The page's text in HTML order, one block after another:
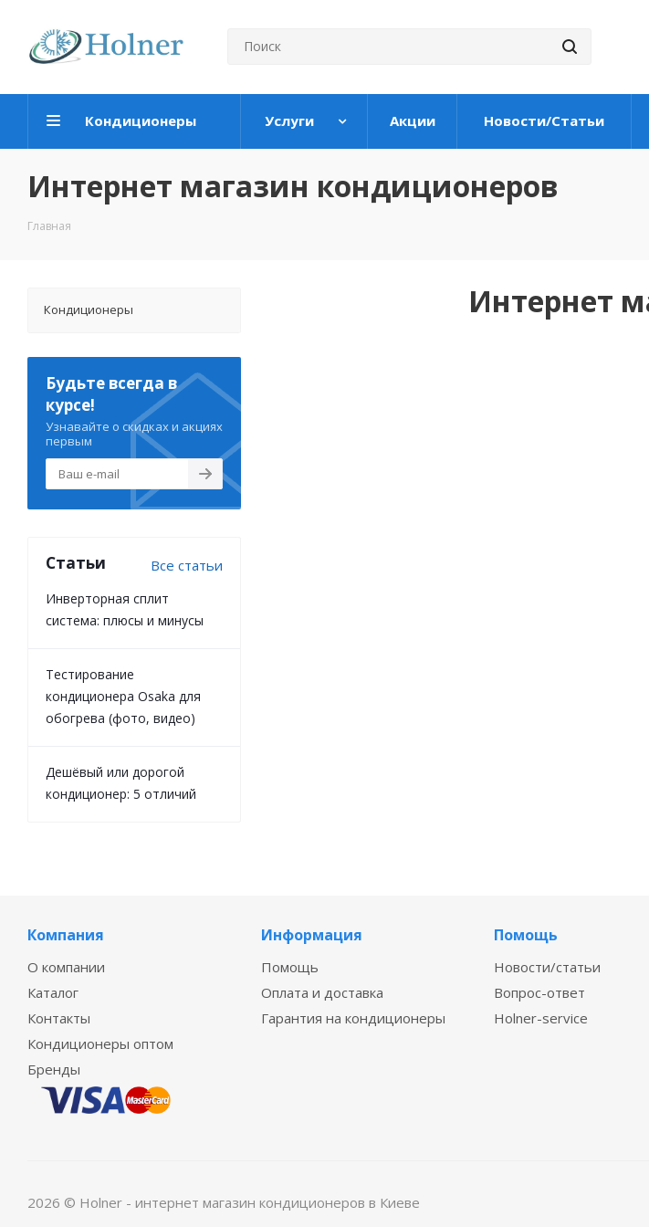
Кондиционеры Услуги Акции Новости/Статьи
Интернет магазин кондиционеров
Главная
Интернет
Кондиционеры
Будьте всегда в
курсе!
Узнавайте о скидках и акциях
первым
Статьи Все статьи
Инверторная сплит
система: плюсы и минусы
Тестирование
кондиционера Osaka для
обогрева (фото, видео)
Дешёвый или дорогой
кондиционер: 5 отличий
Компания
О компании
Каталог
Контакты
Кондиционеры оптом
Бренды
Информация
Помощь
Оплата и доставка
Гарантия на кондиционеры
Помощь
Новости/статьи
Вопрос-ответ
Holner-service
2026 © Holner - интернет магазин кондиционеров в Киеве